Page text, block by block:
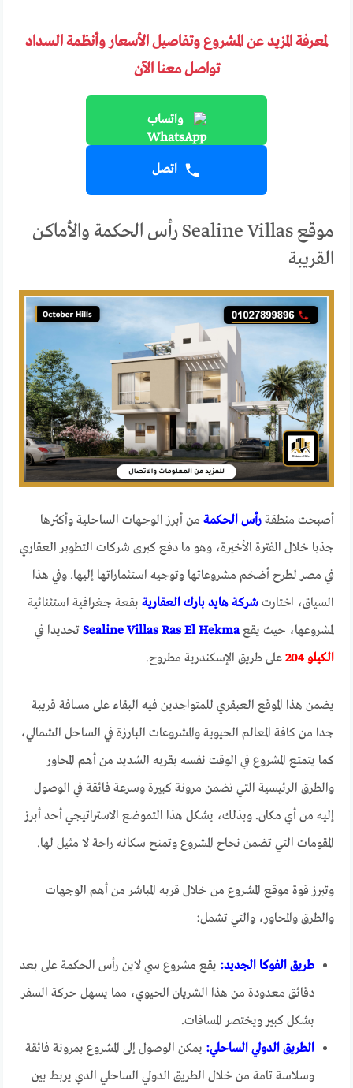
لمعرفة المزيد عن المشروع وتفاصيل الأسعار وأنظمة السداد
تواصل معنا الآن
واتساب
اتصل
موقع Sealine Villas رأس الحكمة والأماكن
القريبة
أصبحت منطقةرأس الحكمة من أبرز الوجهات الساحلية وأكثرها
جذبا خلال الفترة الأخيرة، وهو ما دفع كبرى شركات التطوير العقاري
في مصر لطرح أضخم مشروعاتها وتوجيه استثماراتها إليها. وفي هذا
السياق، اختارتشركة هايد بارك العقارية بقعة جغرافية استثنائية
لمشروعها، حيث يقعSealine Villas Ras El Hekma تحديدا في
الكيلو 204
على طريق الإسكندرية مطروح.
يضمن هذا الموقع العبقري للمتواجدين فيه البقاء على مسافة قريبة
جدا من كافة المعالم الحيوية والمشروعات البارزة في الساحل الشمالي،
كما يتمتع المشروع في الوقت نفسه بقربه الشديد من أهم المحاور
والطرق الرئيسية التي تضمن مرونة كبيرة وسرعة فائقة في الوصول
إليه من أي مكان. وبذلك، يشكل هذا التموضع الاستراتيجي أحد أبرز
المقومات التي تضمن نجاح المشروع وتمنح سكانه راحة لا مثيل لها.
وتبرز قوة موقع المشروع من خلال قربه المباشر من أهم الوجهات
والطرق والمحاور، والتي تشمل:
طريق الفوكا الجديد: يقع مشروع سي لاين رأس الحكمة على بعد
دقائق معدودة من هذا الشريان الحيوي، مما يسهل حركة السفر
بشكل كبير ويختصر المسافات.
الطريق الدولي الساحلي: يمكن الوصول إلى المشروع بمرونة فائقة
وسلاسة تامة من خلال الطريق الدولي الساحلي الذي يربط بين